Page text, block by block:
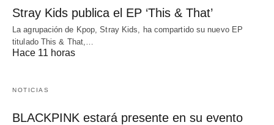
Stray Kids publica el EP ‘This & That’
La agrupación de Kpop, Stray Kids, ha compartido su nuevo EP
titulado This & That,…
Hace 11 horas
NOTICIAS
BLACKPINK estará presente en su evento